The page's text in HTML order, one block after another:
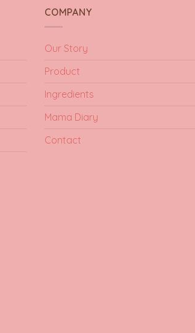
COMPANY
Our Story
Product
Ingredients
Mama Diary
Contact